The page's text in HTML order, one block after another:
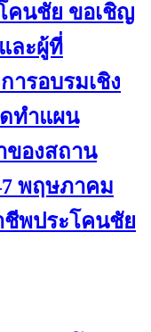
คนชัย ขอเชิญ
ละผู้ที่
ารอบรมเชิง
ทำแผน
องสถาน
พฤษภาคม
ชีพประโคนชัย